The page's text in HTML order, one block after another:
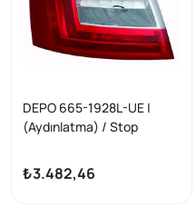
DEPO 665-1928L-UE |
(Aydınlatma) / Stop
13 -
₺3.482,46